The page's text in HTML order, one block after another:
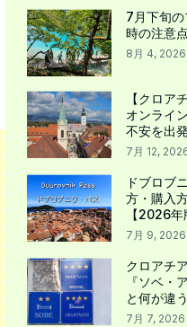
7月下旬
時の注意
8月 4, 2026
【クロア
オンライ
不安を出
7月 12,
ドブロブ
方・購入
【2026年
7月 9, 2026
クロアチ
『ソベ・
と何が違
7月 7, 2026